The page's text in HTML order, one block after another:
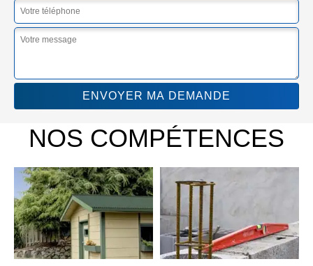
NOS COMPÉTENCES